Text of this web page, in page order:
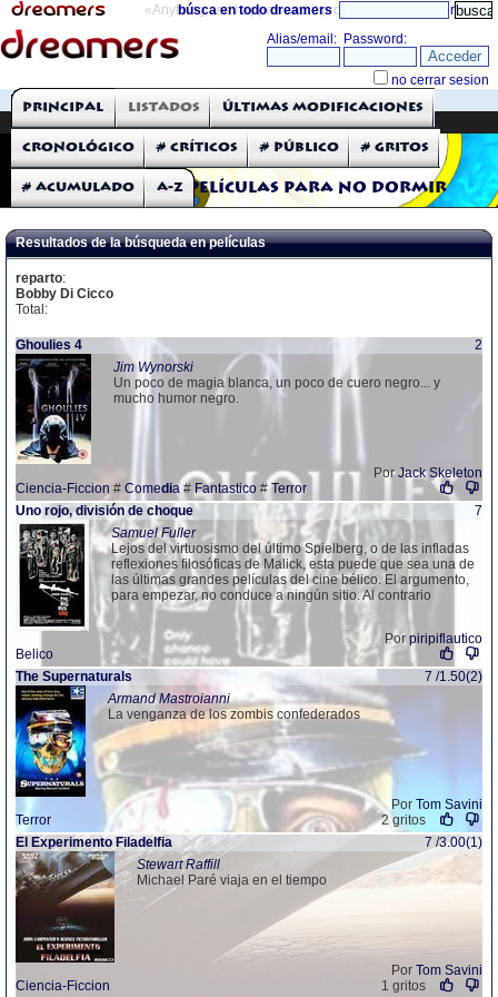
«Anything can happen and it probably will» directorio
búsca en todo dreamers
THE DREAMERS
Críticas: Películas
Películas para no dormir
Principal Listados Últimas modificaciones
Cronológico # Críticos # Público # Gritos
# Acumulado A-Z
Resultados de la búsqueda en películas
reparto:
Bobby Di Cicco
Total:
Ghoulies 4
2
Jim Wynorski
Un poco de magia blanca, un poco de cuero negro... y
mucho humor negro.
PorJack Skeleton
Ciencia-Ficcion # Comedia #Fantastico # Terror
Uno rojo,división de choque
7
Samuel Fuller
Lejos del virtuosismo del último Spielberg, o de las infladas
reflexiones filosóficas de Malick, esta puede que sea una de
las últimas grandes películas del cine bélico. El argumento,
para empezar, no conduce a ningún sitio. Al contrario
Por piripiflautico
Belico
The Supernaturals
7 /1.50(2)
Armand Mastroianni
La venganza de los zombis confederados
Por Tom Savini
Terror
2 gritos
El Experimento Filadelfia
7 /3.00(1)
Stewart Raffill
Michael Paré viaja en el tiempo
Por Tom Savini
Ciencia-Ficcion
1 gritos